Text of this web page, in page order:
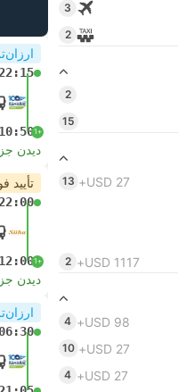
3
2
2
15
USD 27+
13
USD 1117+
2
USD 98+
4
USD 27+
10
USD 27+
4
22:15
+1
10:50
دیدن
تأیید
22:00
+1
12:00
دیدن